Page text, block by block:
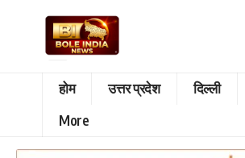
होम उत्तर प्रदेश दिल्ली
More